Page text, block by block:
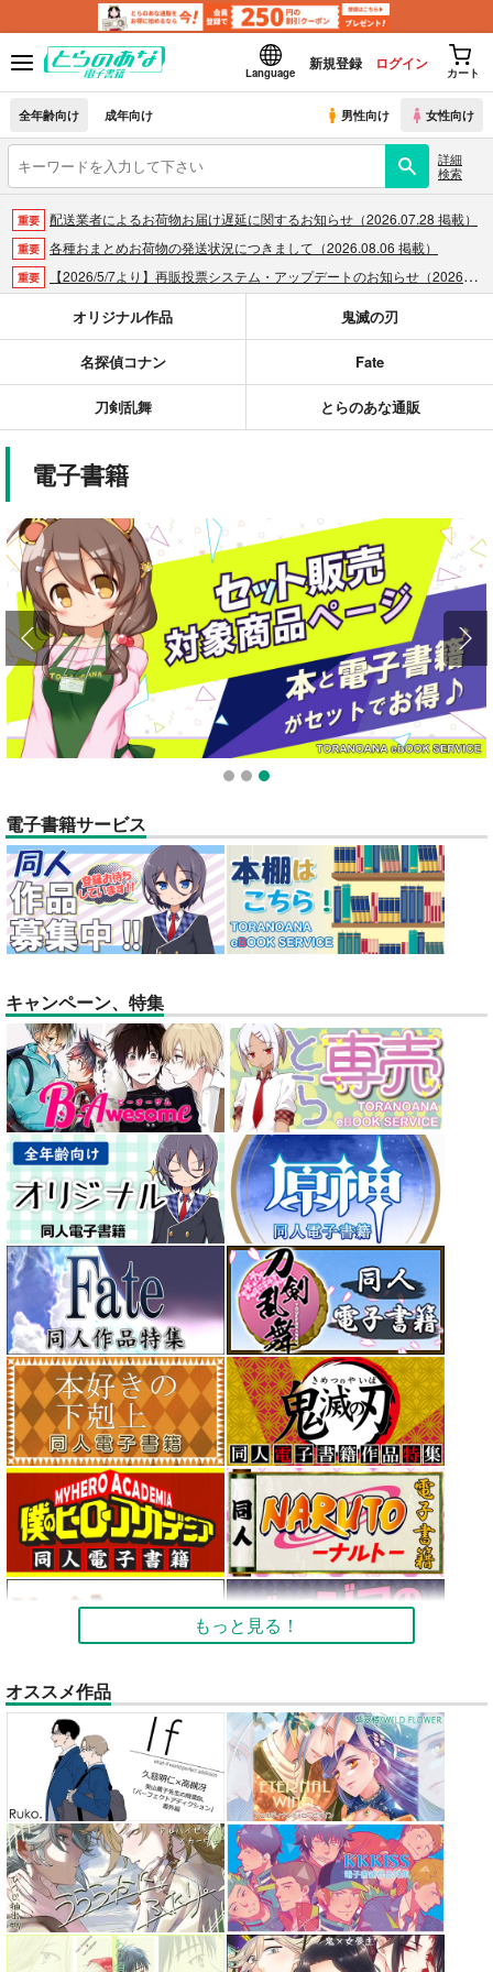
Language
新規登録 ログイン
カート
全年齢向け 成年向け 男性向け 女性向け
詳細
検索
重要 配送業者によるお荷物お届け遅延に関するお知らせ（2026.07.28 掲載）
重要 各種おまとめお荷物の発送状況につきまして（2026.08.06 掲載）
重要 【2026/5/7より】再販投票システム・アップデートのお知らせ（2026.05.07 掲載）
「とらのあな×駿河屋日本橋乙女同人誌館」通販店頭受取サービス開始のお知らせ（2026.01.05 更新｜2025.12.30 掲載）
重要 【2025/12/1より】「通販ポイント⇒とらコイン変換キャンペーン」終了のお知らせ（2025.11.21 掲載）
個人情報保護方針の改定について（2025.09.19 更新｜2025.08.01 掲載）
全てのお知らせを見る
オリジナル作品 鬼滅の刃
名探偵コナン Fate
刀剣乱舞 とらのあな通販
電子書籍
1 2 3
電子書籍サービス
キャンペーン、特集
もっと見る！
オススメ作品